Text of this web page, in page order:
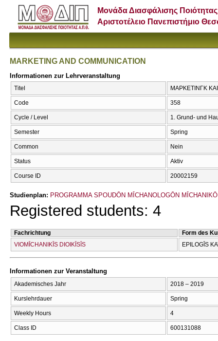
Μονάδα Διασφάλισης Ποιότητας
Αριστοτέλειο Πανεπιστήμιο
MARKETING AND COMMUNICATION
Informationen zur Lehrveranstaltung
Titel ΜΑΡΚΕΤΙΝΓΚ ΚΑΙ
Code 358
Cycle / Level 1. Grund- und
Semester Spring
Common Nein
Status Aktiv
Course ID 20002159
Studienplan: PROGRAMMA SPOUDŌN MĪCΗANOLOGŌN
Registered students: 4
Fachrichtung
Form des
VIOMĪCΗANIKĪS DIOIKĪSĪS
EPILOGĪS
Informationen zur Veranstaltung
Akademisches Jahr 2018 – 2019
Kurslehrdauer Spring
Weekly Hours 4
Class ID 600131088